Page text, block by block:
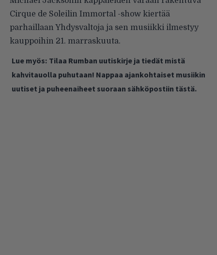
Cirque de Soleilin Immortal -show kiertää
parhaillaan Yhdysvaltoja ja sen musiikki ilmestyy
kauppoihin 21. marraskuuta.
Lue myös: Tilaa Rumban uutiskirje ja tiedät mistä
kahvitauolla puhutaan! Nappaa ajankohtaiset musiikin
uutiset ja puheenaiheet suoraan sähköpostiin tästä.